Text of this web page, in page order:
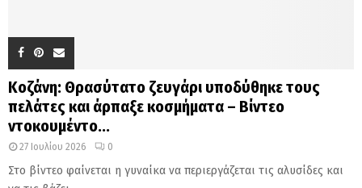
Κοζάνη: Θρασύτατο ζευγάρι υποδύθηκε τους
πελάτες και άρπαξε κοσμήματα – Βίντεο
ντοκουμέντο...
27 Ιουλίου 2026 0
Στο βίντεο φαίνεται η γυναίκα να περιεργάζεται τις αλυσίδες και